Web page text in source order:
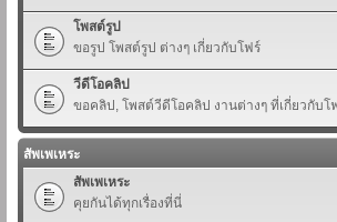
โพสต์รูป
ขอรูป โพสต์รูป ต่างๆ เกี่ยวกับโฟร์
วีดีโอคลิป
ขอคลิป, โพสต์วีดีโอคลิป งานต่างๆ ที่เกี่ยวกับโ
สัพเพเหระ
สัพเพเหระ
คุยกันได้ทุกเรื่องที่นี่